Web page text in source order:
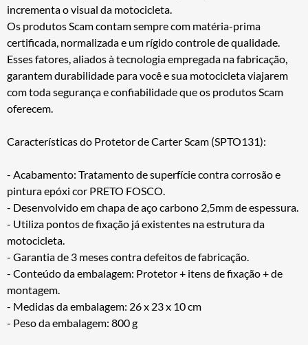
incrementa o visual da motocicleta.
Os produtos Scam contam sempre com matéria-prima
certificada, normalizada e um rígido controle de qualidade.
Esses fatores, aliados à tecnologia empregada na fabricação,
garantem durabilidade para você e sua motocicleta viajarem
com toda segurança e confiabilidade que os produtos Scam
oferecem.
Características do Protetor de Carter Scam (SPTO131):
- Acabamento: Tratamento de superfície contra corrosão e
pintura epóxi cor PRETO FOSCO.
- Desenvolvido em chapa de aço carbono 2,5mm de espessura.
- Utiliza pontos de fixação já existentes na estrutura da
motocicleta.
- Garantia de 3 meses contra defeitos de fabricação.
- Conteúdo da embalagem: Protetor + itens de fixação + de
montagem.
- Medidas da embalagem: 26 x 23 x 10 cm
- Peso da embalagem: 800 g